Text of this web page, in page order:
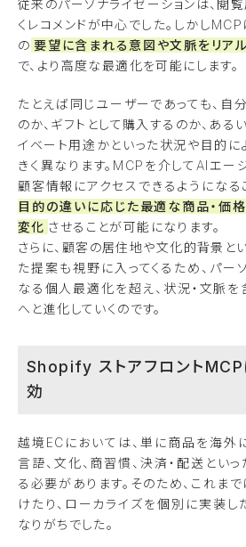
従来のパーソナライゼーションは、閲
くレコメンドが中心でした。しかし
の 要望に含まれる意図や文脈をリア
で、より高度な最適化を可能にします。
たとえば同じユーザーであっても、自
のか、ギフトとして購入するのか、あ
イベート用途かといった状況や目的に
きく異なります。MCPを介してAIエー
顧客情報にアクセスできるようになる
目的の違いに応じた最適な商品・価
変化 させることが可能になります。
さらに、顧客の居住地や文化的背景と
た提案も視野に入ってくるため、パー
なる個人最適化を超え、状況・文脈
へと進化していくのです。
Shopify ストアフロント
効
越境ECにおいては、単に商品を海外
言語、文化、商習慣、決済・配送とい
る必要があります。そのため、これま
けたり、ローカライズを個別に実装し
なりがちでした。